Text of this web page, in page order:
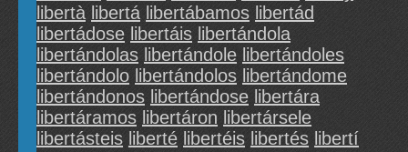
libertà libertá libertábamos libertád
libertádose libertáis libertándola
libertándolas libertándole libertándoles
libertándolo libertándolos libertándome
libertándonos libertándose libertára
libertáramos libertáron libertársele
libertásteis liberté libertéis libertés libertí